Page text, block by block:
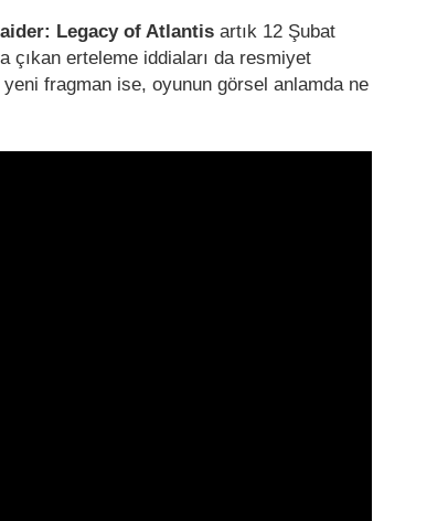
Legacy of Atlantis artık 12 Şubat
çıkan erteleme iddiaları da resmiyet
fragman ise, oyunun görsel anlamda ne